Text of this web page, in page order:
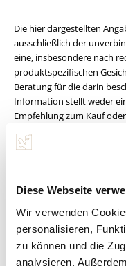
Diese Webseite
Wir verwenden
personalisieren,
zu können und die
analysieren.
Die hier dargestellten
ausschließlich der
eine, insbesondere nach
produktspezifischen
Beratung für die darin
Information stellt weder
Empfehlung zum Kauf
und dient insbesondere
Risikoaufklärung.
jeweiligen
gerne zur Verfügung. Die
Informationen wurden
Quellen, die als
Alle Informationen,